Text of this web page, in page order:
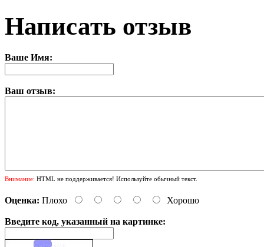
Написать отзыв
Ваше Имя:
Ваш отзыв:
Внимание: HTML не поддерживается! Используйте обычный текст.
Оценка: Плохо Хорошо
Введите код, указанный на картинке: